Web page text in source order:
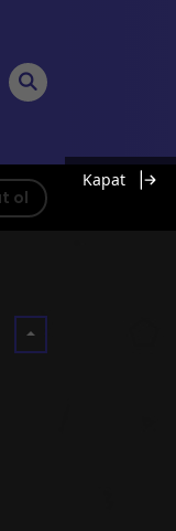
ol
Kapat